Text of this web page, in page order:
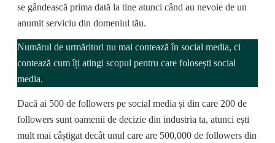
se gândească prima dată la tine atunci când au nevoie de un
anumit serviciu din domeniul tău.
Numărul de urmăritori nu mai contează în social media, ci
contează cum îți atingi scopul pentru care folosești social
media.
Dacă ai 500 de followers pe social media și din care 200 de
followers sunt oamenii de decizie din industria ta, atunci ești
mult mai câștigat decât unul care are 500,000 de followers din